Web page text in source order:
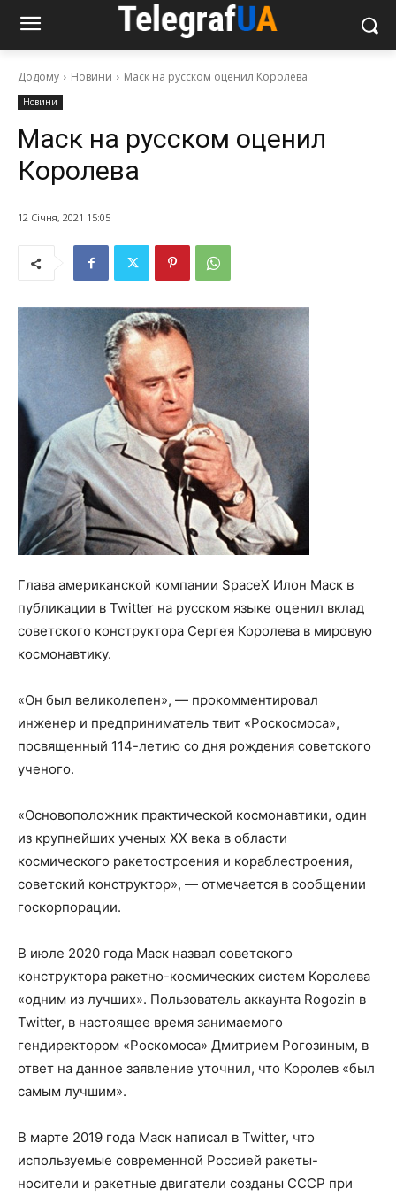
Додому Новини Маск на русском оценил Королева
Новини
Маск на русском оценил
Королева
12 Січня, 2021 15:05
Глава американской компании SpaceX Илон Маск в
публикации в Twitter на русском языке оценил вклад
советского конструктора Сергея Королева в мировую
космонавтику.
«Он был великолепен», — прокомментировал
инженер и предприниматель твит «Роскосмоса»,
посвященный 114-летию со дня рождения советского
ученого.
«Основоположник практической космонавтики, один
из крупнейших ученых XX века в области
космического ракетостроения и кораблестроения,
советский конструктор», — отмечается в сообщении
госкорпорации.
В июле 2020 года Маск назвал советского
конструктора ракетно-космических систем Королева
«одним из лучших». Пользователь аккаунта Rogozin в
Twitter, в настоящее время занимаемого
гендиректором «Роскомоса» Дмитрием Рогозиным, в
ответ на данное заявление уточнил, что Королев «был
самым лучшим».
В марте 2019 года Маск написал в Twitter, что
используемые современной Россией ракеты-
носители и ракетные двигатели созданы СССР при